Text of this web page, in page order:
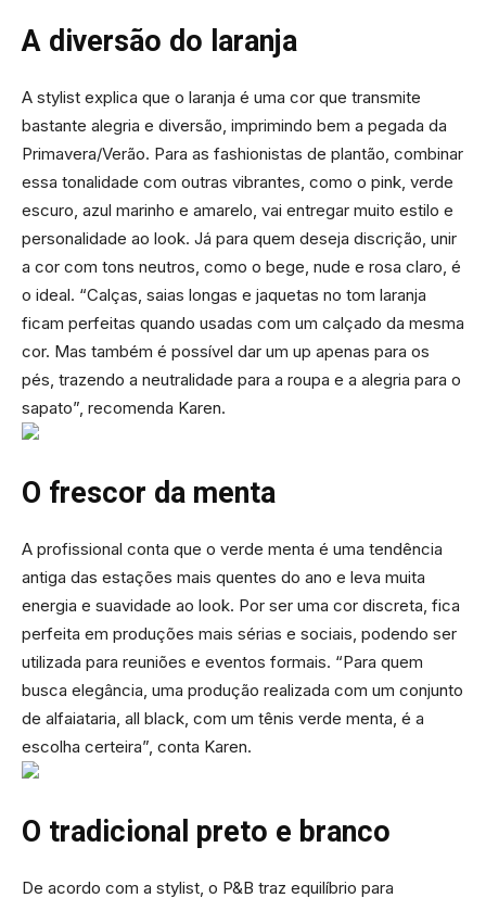
A diversão do laranja
A stylist explica que o laranja é uma cor que transmite
bastante alegria e diversão, imprimindo bem a pegada da
Primavera/Verão. Para as fashionistas de plantão, combinar
essa tonalidade com outras vibrantes, como o pink, verde
escuro, azul marinho e amarelo, vai entregar muito estilo e
personalidade ao look. Já para quem deseja discrição, unir
a cor com tons neutros, como o bege, nude e rosa claro, é
o ideal. “Calças, saias longas e jaquetas no tom laranja
ficam perfeitas quando usadas com um calçado da mesma
cor. Mas também é possível dar um up apenas para os
pés, trazendo a neutralidade para a roupa e a alegria para o
sapato”, recomenda Karen.
O frescor da menta
A profissional conta que o verde menta é uma tendência
antiga das estações mais quentes do ano e leva muita
energia e suavidade ao look. Por ser uma cor discreta, fica
perfeita em produções mais sérias e sociais, podendo ser
utilizada para reuniões e eventos formais. “Para quem
busca elegância, uma produção realizada com um conjunto
de alfaiataria, all black, com um tênis verde menta, é a
escolha certeira”, conta Karen.
O tradicional preto e branco
De acordo com a stylist, o P&B traz equilíbrio para